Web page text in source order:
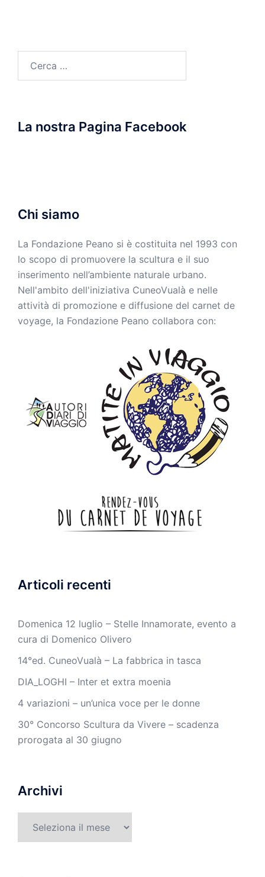
La nostra Pagina Facebook
Chi siamo
La Fondazione Peano si è costituita nel 1993 con
lo scopo di promuovere la scultura e il suo
inserimento nell’ambiente naturale urbano.
Nell'ambito dell'iniziativa CuneoVualà e nelle
attività di promozione e diffusione del carnet de
voyage, la Fondazione Peano collabora con:
Articoli recenti
Domenica 12 luglio – Stelle Innamorate, evento a
cura di Domenico Olivero
14°ed. CuneoVualà – La fabbrica in tasca
DIA_LOGHI – Inter et extra moenia
4 variazioni – un’unica voce per le donne
30° Concorso Scultura da Vivere – scadenza
prorogata al 30 giugno
Archivi